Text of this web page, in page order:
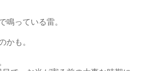
鳴っている雷。
かも。